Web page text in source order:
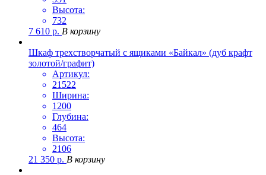
Высота:
732
7 610 р. В корзину
Шкаф трехстворчатый с ящиками «Байкал» (дуб крафт
золотой/графит)
Артикул:
21522
Ширина:
1200
Глубина:
464
Высота:
2106
21 350 р. В корзину